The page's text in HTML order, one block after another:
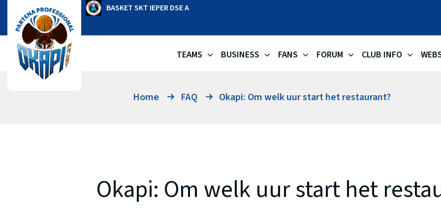
inhoud
OKAPI AALST BASKET SKT IEPER DSE A
TEAMS BUSINESS FANS FORUM CLUB INFO
Home FAQ Okapi: Om welk uur start het restaurant?
Okapi: Om welk uur start het